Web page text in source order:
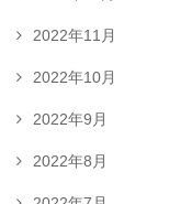
2022年11月
2022年10月
2022年9月
2022年8月